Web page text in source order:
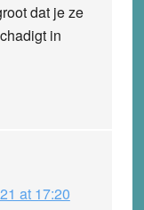
dat je ze
in
at 17:20